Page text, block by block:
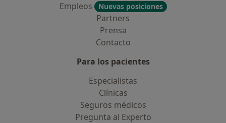
Empleos
Nuevas posiciones
Partners
Prensa
Contacto
Para los pacientes
Especialistas
Clínicas
Seguros médicos
Pregunta al Experto